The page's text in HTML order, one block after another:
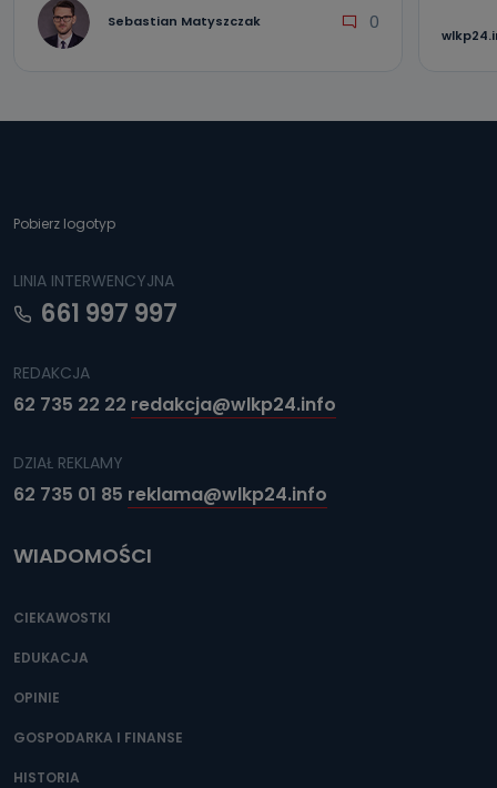
Sebastian Matyszczak 0
Pobierz logotyp
LINIA INTERWENCYJNA
661 997 997
REDAKCJA
62 735 22 22 redakcja@wlkp24.info
DZIAŁ REKLAMY
62 735 01 85 reklama@wlkp24.info
WIADOMOŚCI
CIEKAWOSTKI
EDUKACJA
OPINIE
GOSPODARKA I FINANSE
HISTORIA